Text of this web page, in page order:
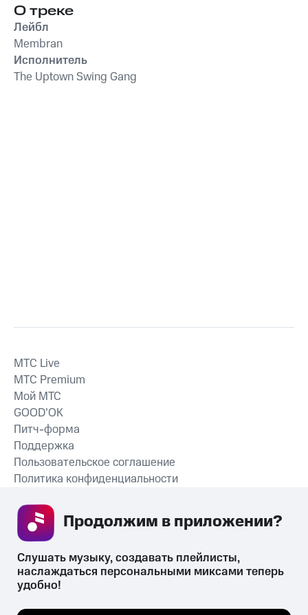
О треке
Лейбл
Membran
Исполнитель
The Uptown Swing Gang
СКАЧАТЬ ПРИЛОЖЕНИЕ
MTС Live
MTС Premium
Мой МТС
GOOD’OK
Питч-форма
Поддержка
Пользовательское соглашение
Политика конфиденциальности
психотропных веществ, их аналогов причиняет вред здоровью,
Слушать музыку, создавать плейлисты,
наслаждаться персональными миксами теперь
удобно!